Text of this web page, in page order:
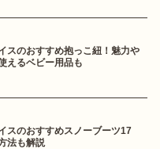
スのおすすめ抱っこ紐！魅力や
えるベビー用品も
スのおすすめスノーブーツ17
法も解説